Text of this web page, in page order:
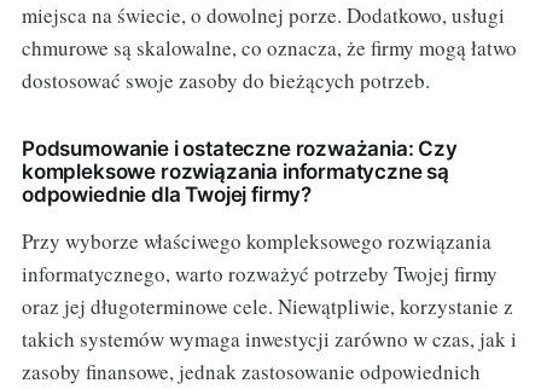
miejsca na świecie, o dowolnej porze. Dodatkowo, usługi
chmurowe są skalowalne, co oznacza, że firmy mogą łatwo
dostosować swoje zasoby do bieżących potrzeb.
Podsumowanie i ostateczne rozważania: Czy
kompleksowe rozwiązania informatyczne są
odpowiednie dla Twojej firmy?
Przy wyborze właściwego kompleksowego rozwiązania
informatycznego, warto rozważyć potrzeby Twojej firmy
oraz jej długoterminowe cele. Niewątpliwie, korzystanie z
takich systemów wymaga inwestycji zarówno w czas, jak i
zasoby finansowe, jednak zastosowanie odpowiednich